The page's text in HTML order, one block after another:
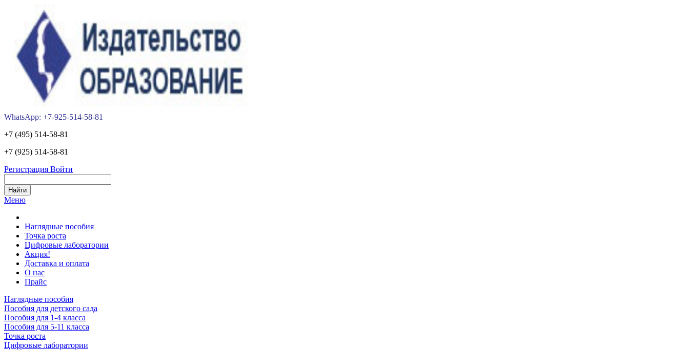
WhatsApp: +7-925-514-58-81
+7 (495) 514-58-81
+7 (925) 514-58-81
Регистрация Войти
Меню
Наглядные пособия
Точка роста
Цифровые лаборатории
Акция!
Доставка и оплата
О нас
Прайс
Наглядные пособия
Пособия для детского сада
Пособия для 1-4 класса
Пособия для 5-11 класса
Точка роста
Цифровые лаборатории